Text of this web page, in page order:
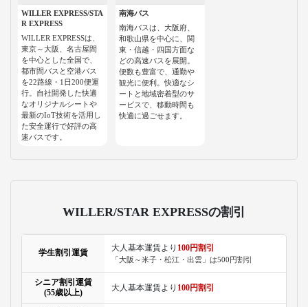
WILLER EXPRESS/STA
R EXPRESS
WILLER EXPRESSは、
東京～大阪、名古屋間
を中心とした全国で、
都市間バスと空港バス
を22路線・1日200便運
行。自社開発した快適
なオリジナルシートや
最新のIoT技術を活用し
た安全運行で好評の高
速バスです。
南海バス
南海バスは、大阪府、
和歌山県を中心に、関
東・信越・四国方面な
どの高速バスを展開。
便数も豊富で、通勤や
観光に便利。快適なシ
ートと地域密着型のサ
ービスで、移動時間も
快適に過ごせます。
WILLER/STAR EXPRESSの割引
学生割引運賃
大人基本運賃より 100円割引
「大阪～米子・松江・出雲」は500円割引
シニア割引運賃
(55歳以上)
大人基本運賃より 100円割引